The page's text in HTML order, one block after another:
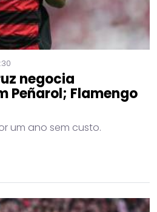
negocia
Peñarol; Flamengo
um ano sem custo.